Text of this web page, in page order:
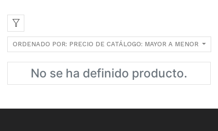
ORDENADO POR: PRECIO DE CATÁLOGO: MAYOR A MENOR
No se ha definido producto.